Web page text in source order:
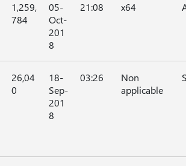
1,259,
784
05-
Oct-
201
8
21:08 x64
26,04
0
18-
Sep-
201
8
03:26
Non
applicable